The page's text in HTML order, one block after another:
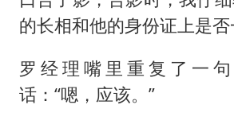
的长相和他的身份证上是否
罗经理嘴里重复了一
话：“嗯，应该。”